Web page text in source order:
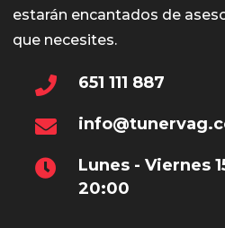
estarán encantados de
que necesites.
651 111 887
Lunes - Viernes
20:00